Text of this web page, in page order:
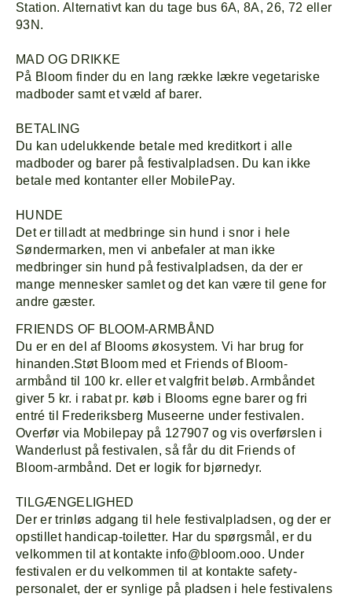
Forside
Program
Line-up
Om
Station. Alternativt kan du tage bus 6A, 8A, 26, 72 eller
93N.
MAD OG DRIKKE
På Bloom finder du en lang række lækre vegetariske
madboder samt et væld af barer.
BETALING
Du kan udelukkende betale med kreditkort i alle
madboder og barer på festivalpladsen. Du kan ikke
betale med kontanter eller MobilePay.
HUNDE
Det er tilladt at medbringe sin hund i snor i hele
Søndermarken, men vi anbefaler at man ikke
medbringer sin hund på festivalpladsen, da der er
mange mennesker samlet og det kan være til gene for
andre gæster.
FRIENDS OF BLOOM-ARMBÅND
Du er en del af Blooms økosystem. Vi har brug for
hinanden.Støt Bloom med et Friends of Bloom-
armbånd til 100 kr. eller et valgfrit beløb. Armbåndet
giver 5 kr. i rabat pr. køb i Blooms egne barer og fri
entré til Frederiksberg Museerne under festivalen.
Overfør via Mobilepay på 127907 og vis overførslen i
Wanderlust på festivalen, så får du dit Friends of
Bloom-armbånd. Det er logik for bjørnedyr.
TILGÆNGELIGHED
Der er trinløs adgang til hele festivalpladsen, og der er
opstillet handicap-toiletter. Har du spørgsmål, er du
velkommen til at kontakte info@bloom.ooo. Under
festivalen er du velkommen til at kontakte safety-
personalet, der er synlige på pladsen i hele festivalens